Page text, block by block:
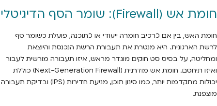
חומת אש (Firewall): שומר הסף הדיגיטלי
חומת האש, בין אם כרכיב חומרה ייעודי או כתוכנה, פועלת כשומר סף
לרשת הארגונית. היא מנטרת את תעבורת הרשת הנכנסת והיוצאת
ומחליטה, על בסיס סט חוקים מוגדר מראש, איזו תעבורה מורשית לעבור
ואיזו תיחסם. חומת אש מודרנית (Next-Generation Firewall) כוללת
יכולות מתקדמות יותר, כמו סינון תוכן, מניעת חדירות (IPS) ובדיקת תעבורה
מוצפנת.